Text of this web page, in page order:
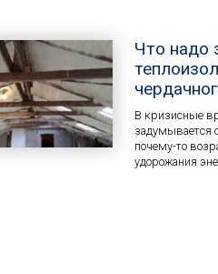
Что надо
В кризисные
задумывается
почему-то
удорожания